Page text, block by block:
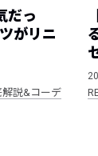
だっ
がリニ
解説&コーデ